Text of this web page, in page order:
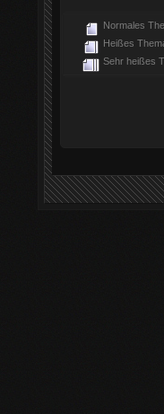
Normales
Heißes
Sehr heißes